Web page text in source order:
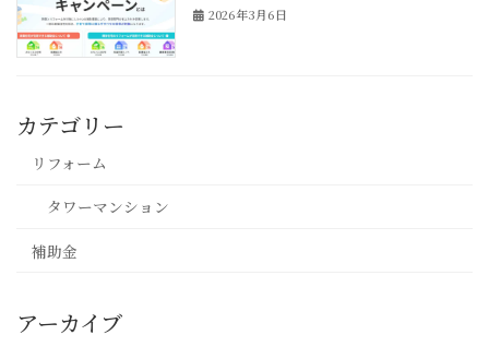
2026年3月6日
カテゴリー
リフォーム
タワーマンション
補助金
アーカイブ